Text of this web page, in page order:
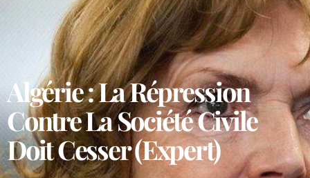
Algérie : La Répression
Contre La Société Civile
Doit Cesser (expert)